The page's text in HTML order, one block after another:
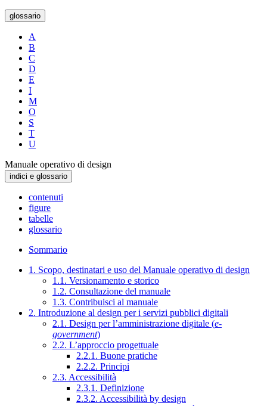
glossario
A
B
C
D
E
I
M
O
S
T
U
Manuale operativo di design
indici e glossario
contenuti
figure
tabelle
glossario
Sommario
1. Scopo, destinatari e uso del Manuale operativo di design
1.1. Versionamento e storico
1.2. Consultazione del manuale
1.3. Contribuisci al manuale
2. Introduzione al design per i servizi pubblici digitali
2.1. Design per l’amministrazione digitale (e-
government)
2.2. L’approccio progettuale
2.2.1. Buone pratiche
2.2.2. Principi
2.3. Accessibilità
2.3.1. Definizione
2.3.2. Accessibilità by design